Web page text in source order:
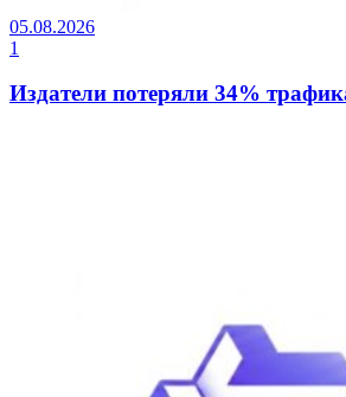
05.08.2026
1
Издатели потеряли 34%